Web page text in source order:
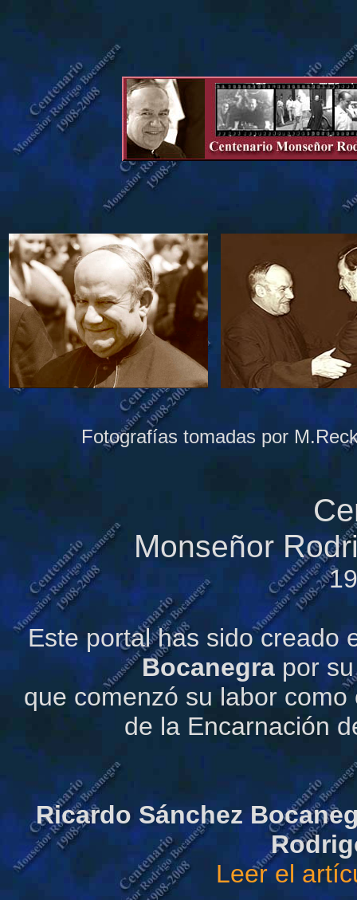
Fotografías tomadas por
Monseñor R
Este portal has sido creado
Bocanegra por
que comenzó su labor
de la Encarnación
Ricardo Sánchez
Leer el